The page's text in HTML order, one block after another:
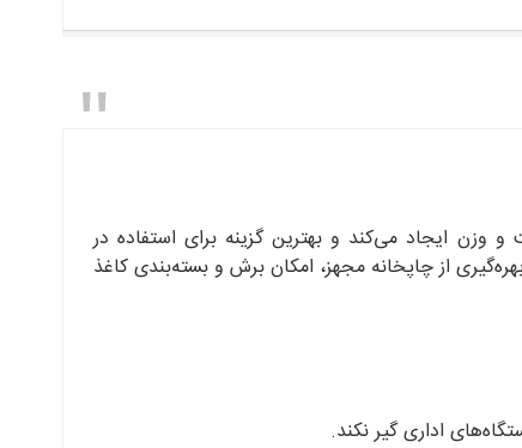
وزن ایجاد می‌کند و بهترین گزینه برای استفاده در
از چاپخانه مجهز، امکان برش و بسته‌بندی کاغذ